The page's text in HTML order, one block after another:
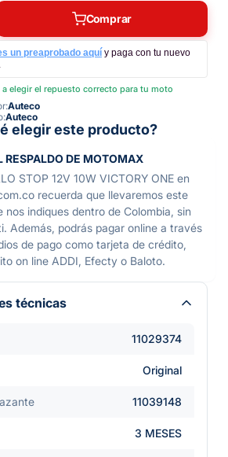
Comprar
un preaprobado aquí y paga con tu nuevo
a elegir el repuesto correcto para tu moto
Auteco
Auteco
elegir este producto?
RESPALDO DE MOTOMAX
STOP 12V 10W VICTORY ONE en
recuerda que llevaremos este
nos indiques dentro de Colombia, sin
Además, podrás pagar online a través
de pago como tarjeta de crédito,
on line ADDI, Efecty o Baloto.
técnicas
11029374
Original
11039148
3 MESES